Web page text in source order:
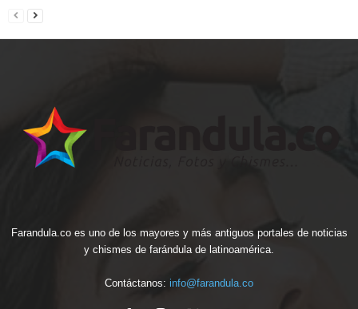
Farandula.co es uno de los mayores y más antiguos portales de noticias
y chismes de farándula de latinoamérica.
Contáctanos: info@farandula.co